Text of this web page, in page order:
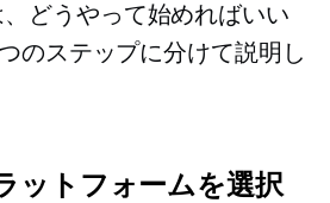
どうやって始めればいい
のステップに分けて説明し
ットフォームを選択